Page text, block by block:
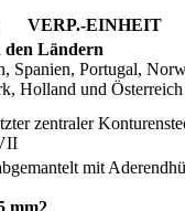
VERP.-EINHEIT
den Ländern
Spanien, Portugal,
Holland und Österreich
zentraler
mit
mm2